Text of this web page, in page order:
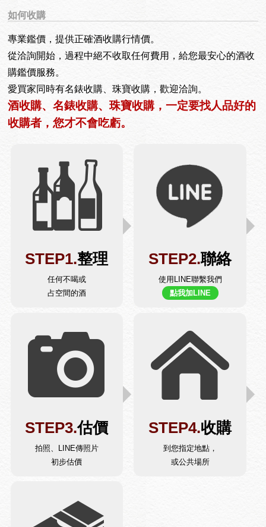
如何收購
專業鑑價，提供正確酒收購行情價。
從洽詢開始，過程中絕不收取任何費用，給您最安心的酒收
購鑑價服務。
愛買家同時有名錶收購、珠寶收購，歡迎洽詢。
酒收購、名錶收購、珠寶收購，一定要找人品好的
收購者，您才不會吃虧。
STEP1.整理
任何不喝或
占空間的酒
STEP2.聯絡
使用LINE聯繫我們
點我加LINE
STEP3.估價
拍照、LINE傳照片
初步估價
STEP4.收購
到您指定地點，
或公共場所